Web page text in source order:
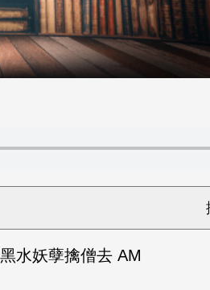
水妖孽擒僧去 AM